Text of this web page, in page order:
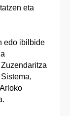
eta
edo ibilbide